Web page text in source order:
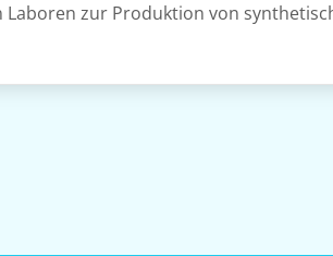
zur Produktion von